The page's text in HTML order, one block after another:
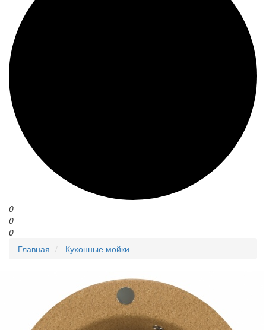
0
0
0
Главная
Кухонные мойки